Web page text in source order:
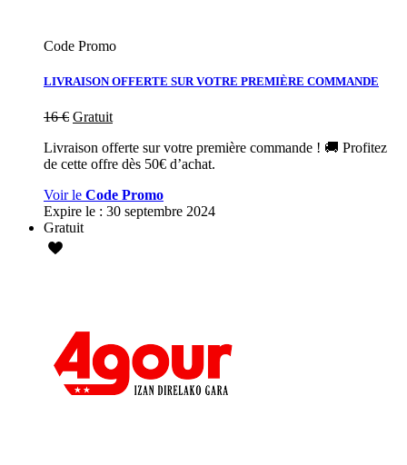
Code Promo
LIVRAISON OFFERTE SUR VOTRE PREMIÈRE COMMANDE
16€ Gratuit
Livraison offerte sur votre première commande ! 🚚 Profitez
de cette offre dès 50€ d’achat.
Voir le Code Promo
Expire le : 30 septembre 2024
Gratuit